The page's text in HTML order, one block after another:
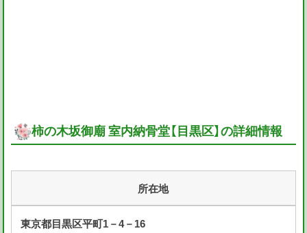
柿の木坂御廟 室内納骨堂【目黒区】の詳細情報
所在地
東京都目黒区平町1－4－16